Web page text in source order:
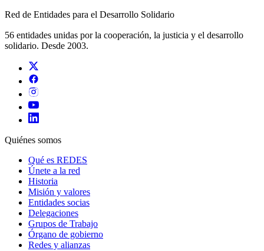
Red de Entidades para el Desarrollo Solidario
56 entidades unidas por la cooperación, la justicia y el desarrollo
solidario. Desde 2003.
Quiénes somos
Qué es REDES
Únete a la red
Historia
Misión y valores
Entidades socias
Delegaciones
Grupos de Trabajo
Órgano de gobierno
Redes y alianzas